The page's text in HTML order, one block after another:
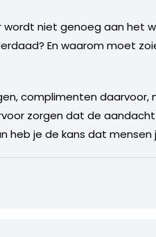
niet genoeg aan het
En waarom moet
complimenten
zorgen dat de
heb je de kans dat